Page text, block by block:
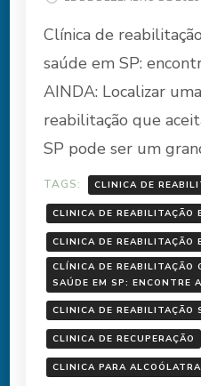
Clínica de
saúde em SP:
AINDA: Localizar
reabilitação que
SP pode ser um
TAGS: CLINICA DE
CLINICA DE REABILITAÇÃO
CLINICA DE REABILITAÇÃO
CLÍNICA DE REABILITAÇÃO
SAÚDE EM SP: ENCONTRE
CLINICA DE REABILITAÇÃO
CLINICA DE RECUPERAÇÃO
CLINICA PARA